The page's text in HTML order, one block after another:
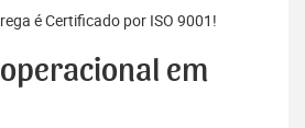
é Certificado por ISO 9001!
operacional em